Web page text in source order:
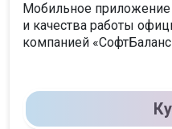
Мобильное
и качества работы
компанией